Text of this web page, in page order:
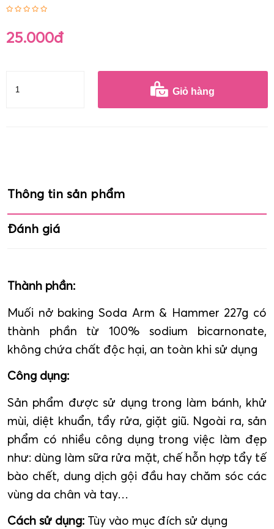
25.000đ
Giỏ hàng
Thông tin sản phẩm
Đánh giá
Thành phần:
Muối nở baking Soda Arm & Hammer 227g có
thành phần từ 100% sodium bicarnonate,
không chứa chất độc hại, an toàn khi sử dụng
Công dụng:
Sản phẩm được sử dụng trong làm bánh, khử
mùi, diệt khuẩn, tẩy rửa, giặt giũ. Ngoài ra, sản
phẩm có nhiều công dụng trong việc làm đẹp
như: dùng làm sữa rửa mặt, chế hỗn hợp tẩy tế
bào chết, dung dịch gội đầu hay chăm sóc các
vùng da chân và tay…
Cách sử dụng: Tùy vào mục đích sử dụng